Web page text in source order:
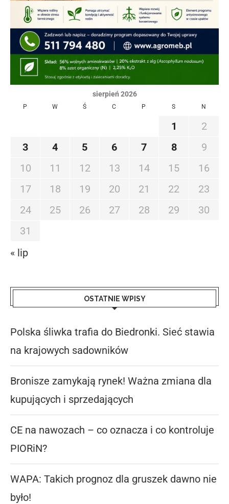
sierpień 2026
P W Ś C P S N
1
2
3
4 5 6 7 8
9
10
11 12 13 14 15
16
17
18 19 20 21 22
23
24
25 26 27 28 29
30
31
« lip
OSTATNIE WPISY
Polska śliwka trafia do Biedronki. Sieć stawia
na krajowych sadowników
Bronisze zamykają rynek! Ważna zmiana dla
kupujących i sprzedających
CE na nawozach – co oznacza i co kontroluje
PIORiN?
WAPA: Takich prognoz dla gruszek dawno nie
było!